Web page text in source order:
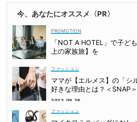
今、あなたにオススメ〈PR〉
「NOT A HOTEL」で子ど
上の家族旅】を
ファッション
ママが【エルメス】の「シ
好きな理由とは？＜SNAP＞
2023.09.26
ファッション